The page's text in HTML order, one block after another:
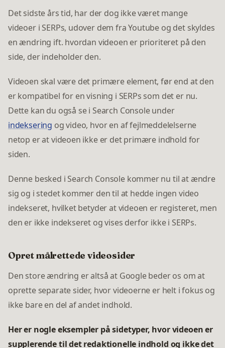
Det sidste års tid, har der dog ikke været mange
videoer i SERPs, udover dem fra Youtube og det skyldes
en ændring ift. hvordan videoen er prioriteret på den
side, der indeholder den.
Videoen skal være det primære element, før end at den
er kompatibel for en visning i SERPs som det er nu.
Dette kan du også se i Search Console under
indeksering og video, hvor en af fejlmeddelelserne
netop er at videoen ikke er det primære indhold for
siden.
Denne besked i Search Console kommer nu til at ændre
sig og i stedet kommer den til at hedde ingen video
indekseret, hvilket betyder at videoen er registeret, men
den er ikke indekseret og vises derfor ikke i SERPs.
Opret målrettede videosider
Den store ændring er altså at Google beder os om at
oprette separate sider, hvor videoerne er helt i fokus og
ikke bare en del af andet indhold.
Her er nogle eksempler på sidetyper, hvor videoen er
supplerende til det redaktionelle indhold og ikke det